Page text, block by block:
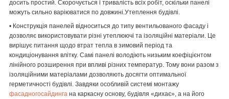
досить простий. Скорочується і тривалість всіх робіт, оскільки панелі
можуть сильно варіюватися по довжині.Утеплення будівлі.
• Конструкція панелей відноситься до типу вентильованого фасаду і
дозволяє використовувати різні утеплюючі та ізоляційні матеріали. Це
вирішує питання щодо втрат тепла в зимовий період та
кондиціонування влітку. Самі панелі володіють низьким коефіцієнтом
лінійного розширення при впливі різних температур. Тому вони разом з
ізоляційними матеріалами дозволяють досягти оптимальної
герметичності будівлі. Завдяки особливій системі монтажу
фасадногосайдинга на каркасну основу, будівля «дихає», а на його